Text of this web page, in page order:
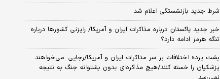
شرط جدید بازنشستگی اعلام شد
خبر جدید پاکستان درباره مذاکرات ایران و آمریکا/ رایزنی کشورها درباره
تنگه هرمز ادامه دارد؟
پشت پرده اختلافات بر سر مذاکرات ایران و آمریکا/رجایی: می‌خواهند
پزشکیان را خسته کنند/هیچ مذاکره‌ای بدون پشتوانه جنگ به نتیجه